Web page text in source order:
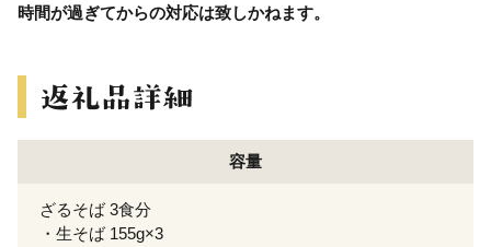
時間が過ぎてからの対応は致しかねます。
容量
ざるそば 3食分
・生そば 155g×3